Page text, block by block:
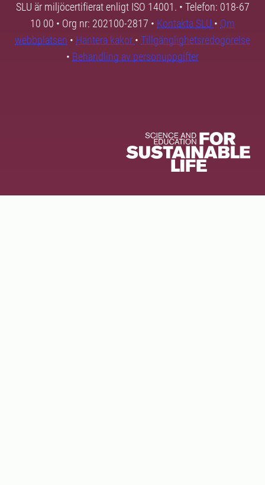
SLU är miljöcertifierat enligt ISO 14001. • Telefon: 018-67
10 00 • Org nr: 202100-2817 • Kontakta SLU • Om
webbplatsen • Hantera kakor • Tillgänglighetsredogörelse
• Behandling av personuppgifter